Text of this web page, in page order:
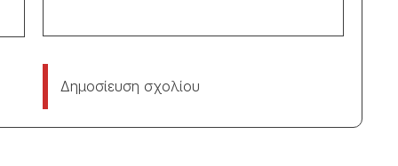
Δημοσίευση σχολίου